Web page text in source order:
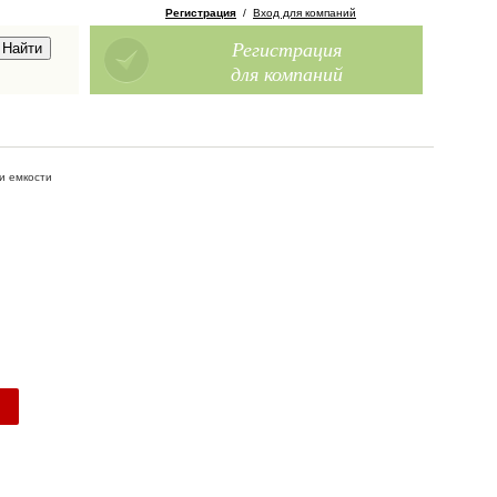
Регистрация / Вход для компаний
Регистрация
для компаний
емкости